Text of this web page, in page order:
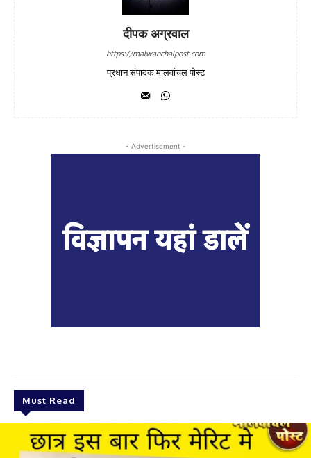
दीपक अग्रवाल
https://malwanchalpost.com
प्रधान संपादक मालवांचल पोस्ट
- Advertisement -
Must Read